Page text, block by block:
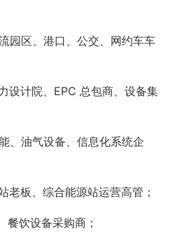
园区、港口、公交、网约车车
设计院、 EPC 总包商、设备集
、油气设备、信息化系统企
老板、综合能源站运营高管；
餐饮设备采购商；